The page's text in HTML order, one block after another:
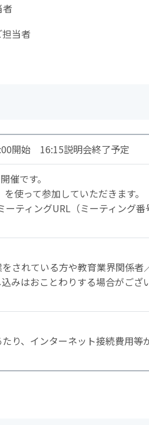
者
当者
開始 16:15説明会終了予定
催です。
使って参加していただきます。
ティングURL（ミーティング
されている方や教育業界関係者
みはおことわりする場合がござ
り、インターネット接続費用等